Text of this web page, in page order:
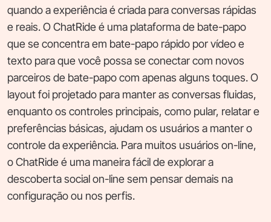
quando a experiência é criada para conversas rápidas
e reais. O ChatRide é uma plataforma de bate-papo
que se concentra em bate-papo rápido por vídeo e
texto para que você possa se conectar com novos
parceiros de bate-papo com apenas alguns toques. O
layout foi projetado para manter as conversas fluidas,
enquanto os controles principais, como pular, relatar e
preferências básicas, ajudam os usuários a manter o
controle da experiência. Para muitos usuários on-line,
o ChatRide é uma maneira fácil de explorar a
descoberta social on-line sem pensar demais na
configuração ou nos perfis.